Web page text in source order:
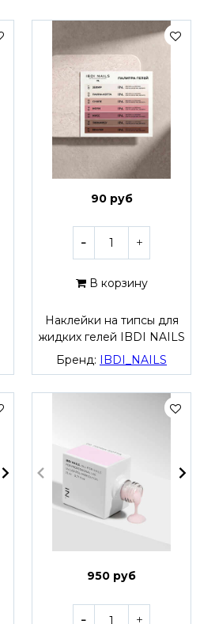
90 руб
В корзину
Наклейки на типсы для
жидких гелей IBDI NAILS
Бренд:
IBDI_NAILS
950 руб